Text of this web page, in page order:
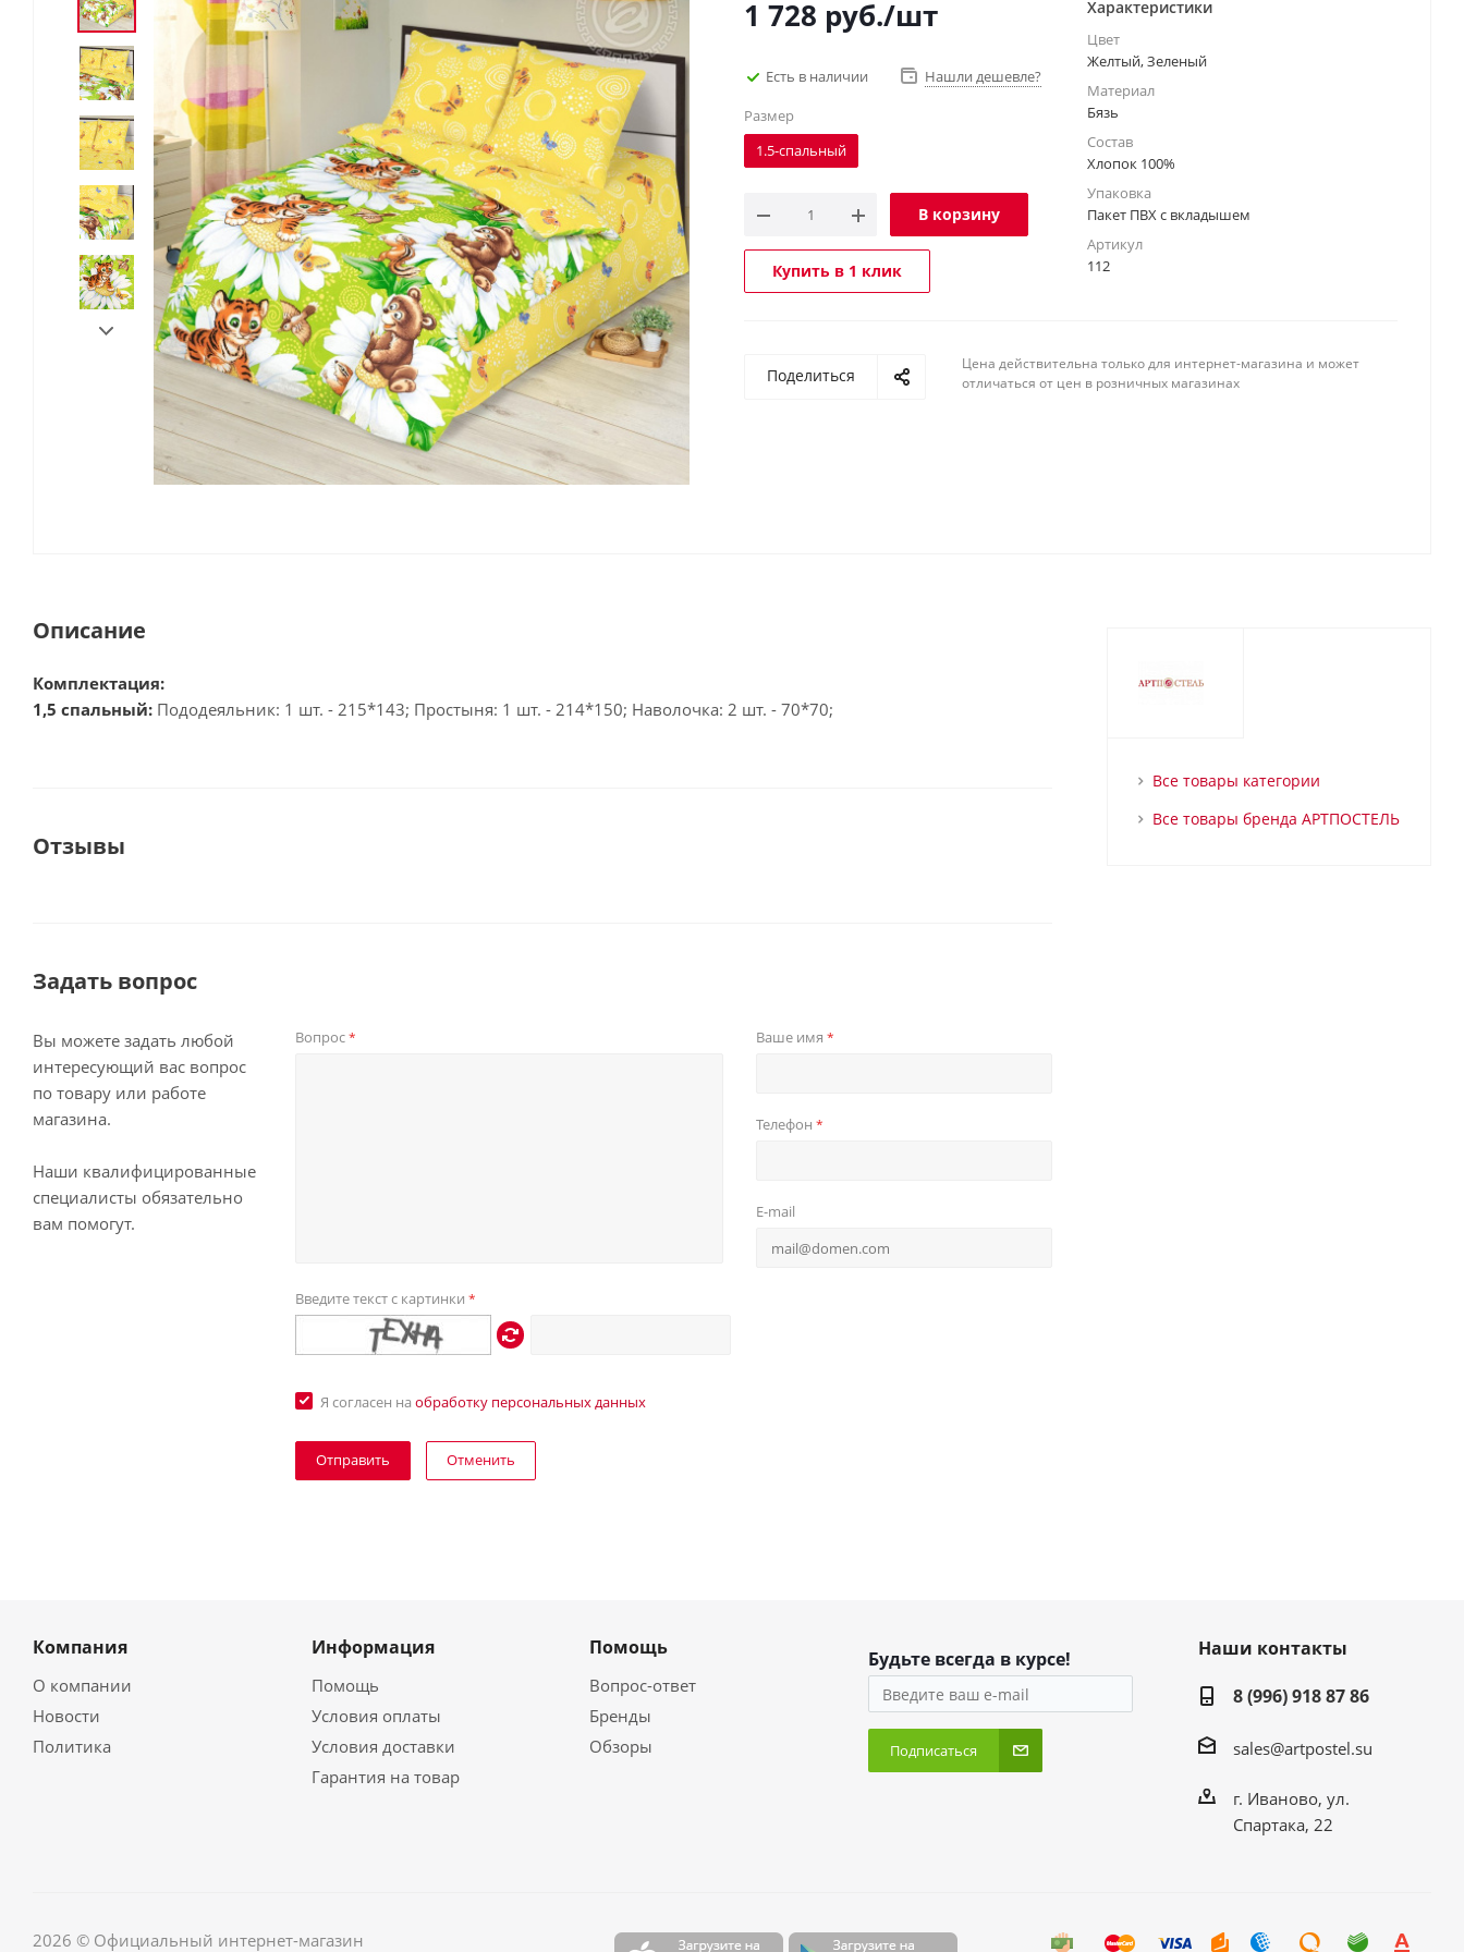
1 728 руб./шт
Есть в наличии
Нашли дешевле?
Размер
1.5-спальный
В корзину
Купить в 1 клик
Характеристики
Цвет
Желтый, Зеленый
Материал
Бязь
Состав
Хлопок 100%
Упаковка
Пакет ПВХ с вкладышем
Артикул
112
Поделиться
Цена действительна только для интернет-магазина и может
отличаться от цен в розничных магазинах
Описание
Комплектация:
1,5 спальный: Пододеяльник: 1 шт. - 215*143; Простыня: 1 шт. - 214*150; Наволочка: 2 шт. - 70*70;
Отзывы
Задать вопрос
Вы можете задать любой
интересующий вас вопрос
по товару или работе
магазина.
Наши квалифицированные
специалисты обязательно
вам помогут.
Вопрос* Ваше имя *
Телефон *
E-mail
Введите текст с картинки*
Я согласен наобработку персональных данных
Отменить
Все товары категории
Все товары бренда АРТПОСТЕЛЬ
Компания
О компании
Новости
Политика
Информация
Помощь
Условия оплаты
Условия доставки
Гарантия на товар
Помощь
Вопрос-ответ
Бренды
Обзоры
Будьте всегда в курсе!
Подписаться
Наши контакты
8 (996) 918 87 86
sales@artpostel.su
г. Иваново, ул.
Спартака, 22
2026 © Официальный интернет-магазин